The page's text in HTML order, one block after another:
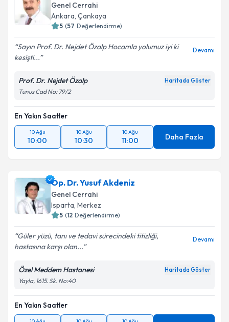
Genel Cerrahi
Ankara, Çankaya
5 (57 Değerlendirme)
Sayın Prof. Dr. Nejdet Özalp Hocamla yolumuz iyi ki
kesişti...
Devamı
Prof. Dr. Nejdet Özalp Haritada Göster
Tunus Cad No: 79/2
En Yakın Saatler
10 Ağu
10:00
10 Ağu
10:30
10 Ağu
11:00 Daha Fazla
Op. Dr. Yusuf Akdeniz
Genel Cerrahi
Isparta, Merkez
5 (12 Değerlendirme)
Güler yüzü, tanı ve tedavi sürecindeki titizliği,
hastasına karşı olan...
Devamı
Özel Meddem Hastanesi Haritada Göster
Yayla, 1615. Sk. No:40
En Yakın Saatler